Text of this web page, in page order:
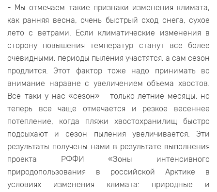
- Мы отмечаем такие признаки изменения климата,
как ранняя весна, очень быстрый сход снега, сухое
лето с ветрами. Если климатические изменения в
сторону повышения температур станут все более
очевидными, периоды пыления участятся, а сам сезон
продлится. Этот фактор тоже надо принимать во
внимание наравне с увеличением объема хвостов.
Все-таки у нас «сезон» - только летние месяцы, но
теперь все чаще отмечается и резкое весеннее
потепление, когда пляжи хвостохранилищ быстро
подсыхают и сезон пыления увеличивается. Эти
результаты получены нами в результате выполнения
проекта РФФИ «Зоны интенсивного
природопользования в российской Арктике в
условиях изменения климата: природные и